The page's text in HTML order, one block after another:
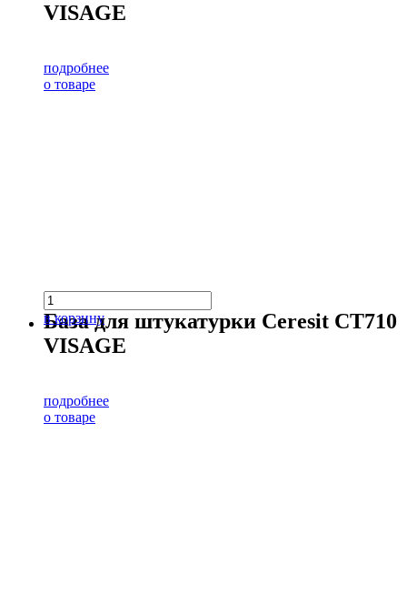
VISAGE
подробнее
о товаре
в корзину
База для штукатурки Ceresit CT710
VISAGE
подробнее
о товаре